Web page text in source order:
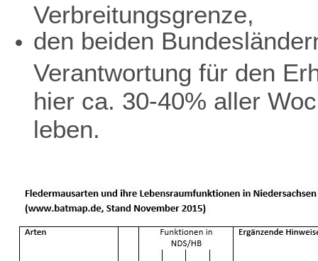
Verbreitungsgrenze,
den beiden
Verantwortung für den
hier ca. 30-40% aller
leben.